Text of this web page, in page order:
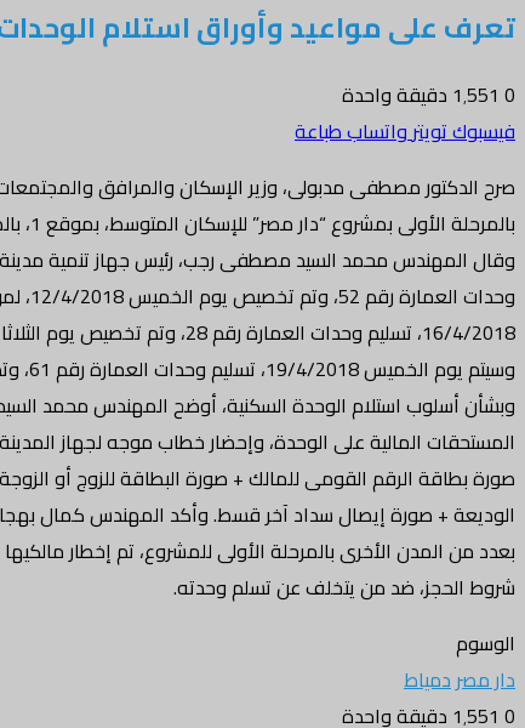
تعرف على مواعيد وأوراق استلام
0
دقيقة واحدة
فيسبوكتويترواتسابطباعة
بالمرحلة الأولى بمشروع “دار مصر” للإسكان المتوسط، بموقع 1، بالمجاورة 31، بالحي السادس.
وسيتم يوم الخميس 19/4/2018، تسليم وحدات العمارة رقم 61، وتم تخصيص يوم الأحد 22/4/2018، لمن تخلف عن الاستلام بتلك العمارات.
وبشأن أسلوب استلام الوحدة السكنية، أوضح المهندس محمد
المستحقات المالية على الوحدة، وإحضار خطاب موجه لجهاز
صورة بطاقة الرقم القومى للمالك + صورة البطاقة للزوج أو
الوديعة + صورة إيصال سداد آخر قسط. وأكد المهندس كمال
بعدد من المدن الأخرى بالمرحلة الأولى للمشروع، تم إخطار
شروط الحجز، ضد من يتخلف عن تسلم وحدته.
الوسوم
دار مصردمياط
0
دقيقة واحدة